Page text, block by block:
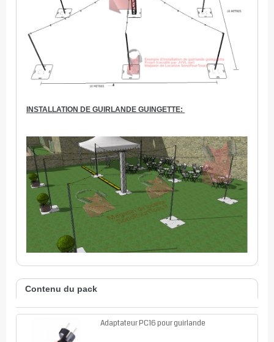
INSTALLATION DE GUIRLANDE GUINGETTE:
Contenu du pack
Adaptateur PC16 pour guirlande